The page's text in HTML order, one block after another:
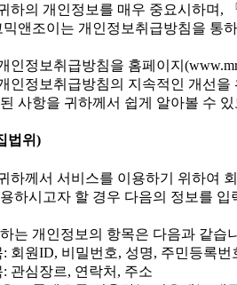
하의 개인정보를 매우 중요시하며,
믹앤조이는 개인정보취급방침을 통
인정보취급방침을 홈페이지
인정보취급방침의 지속적인 개선
사항을 귀하께서 쉽게 알아볼 수
법위)
하께서 서비스를 이용하기 위하여
하시고자 할 경우 다음의 정보를
는 개인정보의 항목은 다음과 같습
회원ID, 비밀번호, 성명, 주민등록번
관심장르, 연락처, 주소